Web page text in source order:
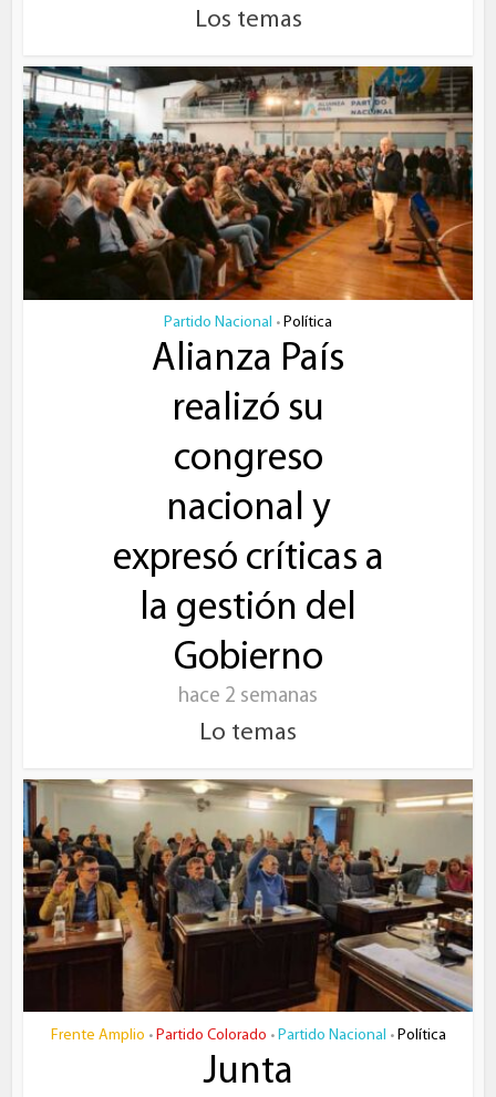
Los temas
Partido Nacional • Política
Alianza País
realizó su
congreso
nacional y
expresó críticas a
la gestión del
Gobierno
hace 2 semanas
Lo temas
Frente Amplio • Partido Colorado • Partido Nacional • Política
Junta